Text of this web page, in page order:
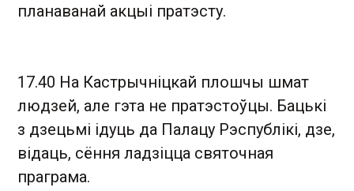
планаванай акцыі пратэсту.
17.40 На Кастрычніцкай плошчы шмат
людзей, але гэта не пратэстоўцы. Бацькі
з дзецьмі ідуць да Палацу Рэспублікі, дзе,
відаць, сёння ладзіцца святочная
праграма.